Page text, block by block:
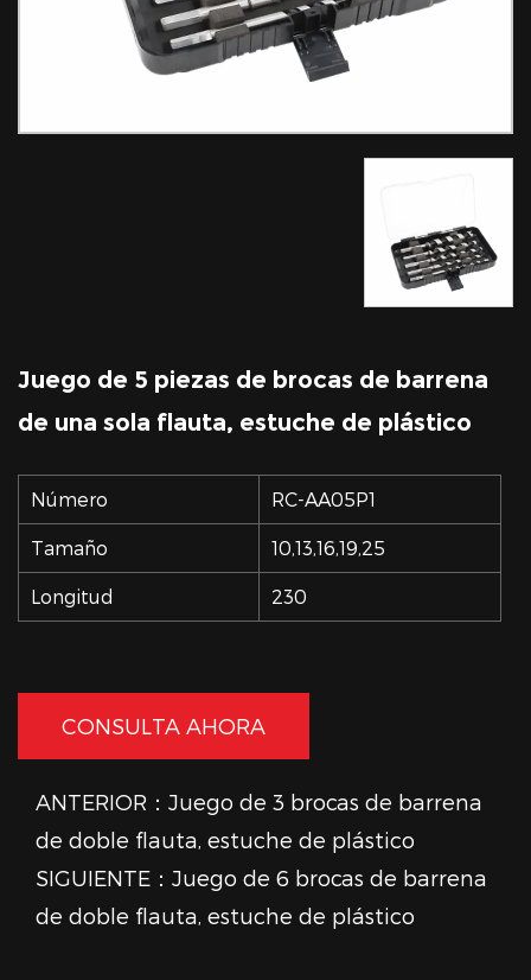
Juego de 5 piezas de brocas de barrena
de una sola flauta, estuche de plástico
Número RC-AA05P1
Tamaño 10,13,16,19,25
Longitud 230
CONSULTA AHORA
ANTERIOR：Juego de 3 brocas de barrena
de doble flauta, estuche de plástico
SIGUIENTE：Juego de 6 brocas de barrena
de doble flauta, estuche de plástico